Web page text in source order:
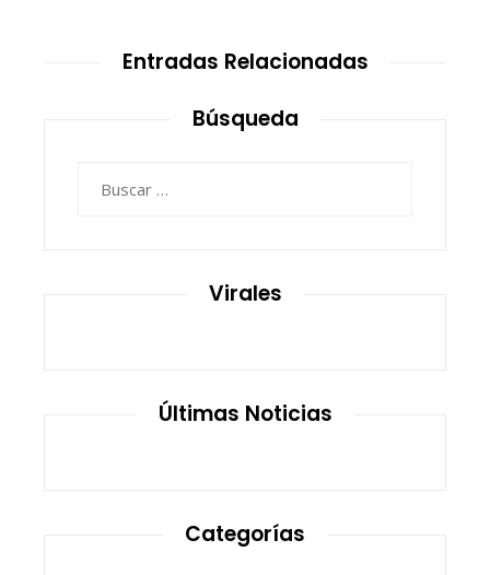
Entradas Relacionadas
Búsqueda
Virales
Últimas Noticias
Categorías